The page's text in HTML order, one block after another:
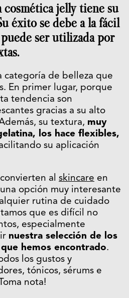
cosmética jelly tiene su
éxito se debe a la fácil
ser utilizada por
categoría de belleza que
En primer lugar, porque
tendencia son
gracias a su alto
su textura, muy
los hace flexibles,
su aplicación
al skincare en
opción muy interesante
rutina de cuidado
que es difícil no
especialmente
nuestra selección de los
hemos encontrado.
los gustos y
tónicos, sérums e
nota!